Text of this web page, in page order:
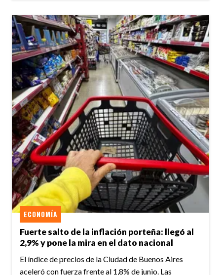
Fuerte salto de la inflación porteña: llegó al
2,9% y pone la mira en el dato nacional
ECONOMÍA
El índice de precios de la Ciudad de Buenos Aires
aceleró con fuerza frente al 1,8% de junio. Las